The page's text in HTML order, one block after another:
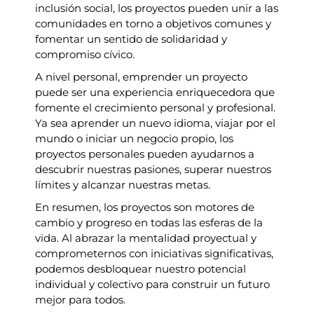
inclusión social, los proyectos pueden unir a las
comunidades en torno a objetivos comunes y
fomentar un sentido de solidaridad y
compromiso cívico.
A nivel personal, emprender un proyecto
puede ser una experiencia enriquecedora que
fomente el crecimiento personal y profesional.
Ya sea aprender un nuevo idioma, viajar por el
mundo o iniciar un negocio propio, los
proyectos personales pueden ayudarnos a
descubrir nuestras pasiones, superar nuestros
límites y alcanzar nuestras metas.
En resumen, los proyectos son motores de
cambio y progreso en todas las esferas de la
vida. Al abrazar la mentalidad proyectual y
comprometernos con iniciativas significativas,
podemos desbloquear nuestro potencial
individual y colectivo para construir un futuro
mejor para todos.